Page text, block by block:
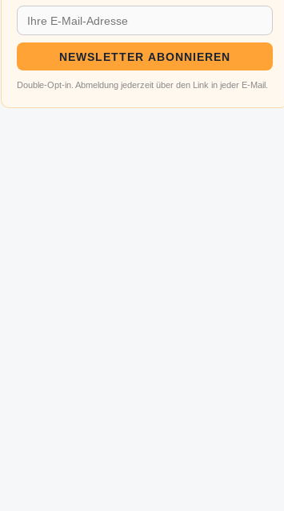
NEWSLETTER ABONNIEREN
Double-Opt-in. Abmeldung jederzeit über den Link in jeder E-Mail.